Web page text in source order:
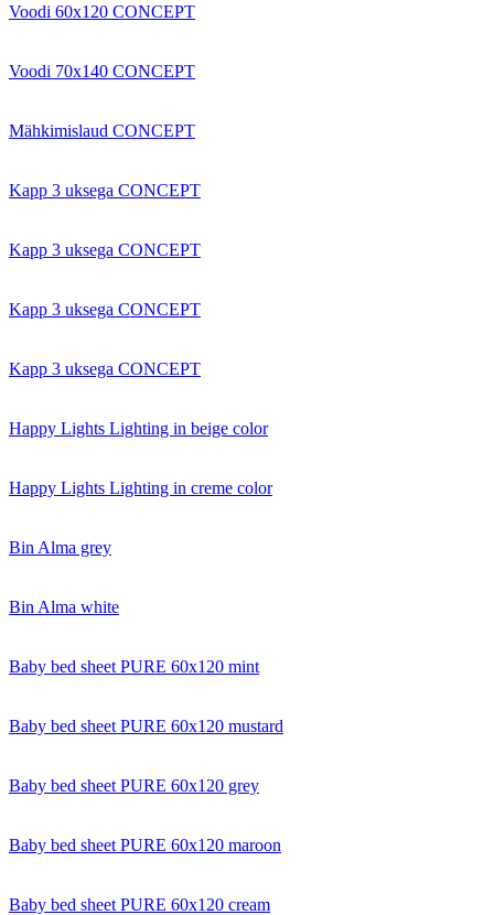
Voodi 60x120 CONCEPT
Voodi 70x140 CONCEPT
Mähkimislaud CONCEPT
Kapp 3 uksega CONCEPT
Kapp 3 uksega CONCEPT
Kapp 3 uksega CONCEPT
Kapp 3 uksega CONCEPT
Happy Lights Lighting in beige color
Happy Lights Lighting in creme color
Bin Alma grey
Bin Alma white
Baby bed sheet PURE 60x120 mint
Baby bed sheet PURE 60x120 mustard
Baby bed sheet PURE 60x120 grey
Baby bed sheet PURE 60x120 maroon
Baby bed sheet PURE 60x120 cream